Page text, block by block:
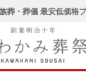
葬・葬儀 最安低価